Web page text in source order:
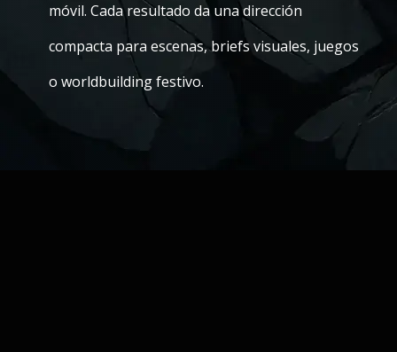
móvil. Cada resultado da una dirección
compacta para escenas, briefs visuales, juegos
o worldbuilding festivo.